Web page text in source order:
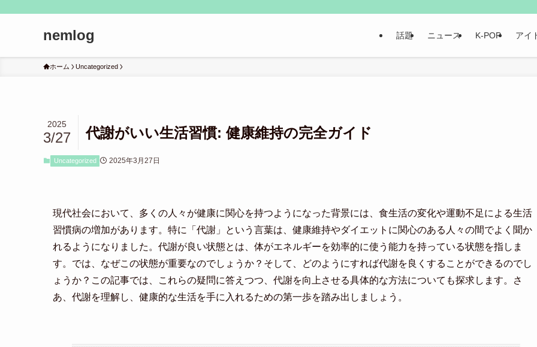
nemlog 話題 ニュース K-POP アイ
ホーム Uncategorized
代謝がいい生活習慣: 健康維持の完全ガイド
2025
3/27
Uncategorized 2025年3月27日
現代社会において、多くの人々が健康に関心を持つようになった背景には、食生活の変化や運動不足による生活
習慣病の増加があります。特に「代謝」という言葉は、健康維持やダイエットに関心のある人々の間でよく聞か
れるようになりました。代謝が良い状態とは、体がエネルギーを効率的に使う能力を持っている状態を指しま
す。では、なぜこの状態が重要なのでしょうか？そして、どのようにすれば代謝を良くすることができるのでし
ょうか？この記事では、これらの疑問に答えつつ、代謝を向上させる具体的な方法についても探求します。さ
あ、代謝を理解し、健康的な生活を手に入れるための第一歩を踏み出しましょう。